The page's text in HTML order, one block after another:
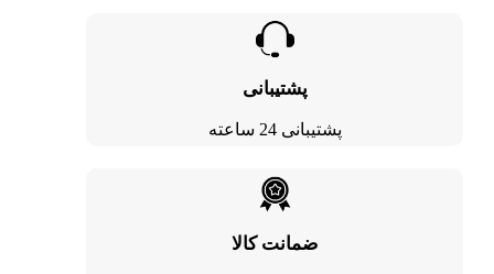
پشتیبانی
پشتیبانی 24 ساعته
ضمانت کالا